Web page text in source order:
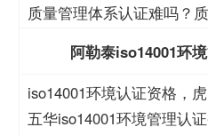
质量管理体系认证难吗？
阿勒泰iso14001环
iso14001环境认证资格，
格
五华iso14001环境管理认